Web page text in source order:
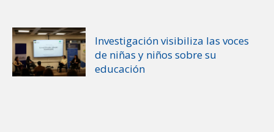
Investigación visibiliza las voces
de niñas y niños sobre su
educación